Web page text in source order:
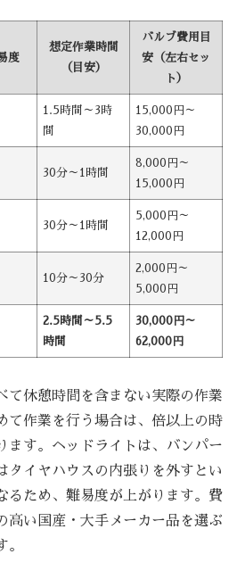
度
想定作業時間
（目安）
バルブ費用目
安（左右セッ
ト）
1.5時間～3時
間
15,000円～
30,000円
30分～1時間
8,000円～
15,000円
30分～1時間
5,000円～
12,000円
10分～30分
2,000円～
5,000円
2.5時間～5.5
時間
30,000円～
62,000円
て休憩時間を含まない実際の作業
て作業を行う場合は、倍以上の時
ます。ヘッドライトは、バンパー
タイヤハウスの内張りを外すとい
るため、難易度が上がります。費
高い国産・大手メーカー品を選ぶ
。